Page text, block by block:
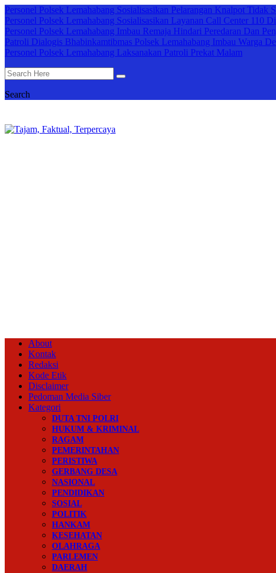
Personel Polsek Lemahabang Sosialisasikan Pelarangan Knalpot Tidak
Personel Polsek Lemahabang Sosialisasikan Layanan Call Center 110
Personel Polsek Lemahabang Imbau Remaja Hindari Peredaran Dan
Patroli Dialogis Bhabinkamtibmas Polsek Lemahabang Imbau Warga
Personel Polsek Lemahabang Laksanakan Patroli Prekat Malam
Search
About
Kontak
Redaksi
Kode Etik
Disclaimer
Pedoman Media Siber
Kategori
DUTA TNI POLRI
HUKUM & KRIMINAL
RAGAM
PEMERINTAHAN
PERISTIWA
GERBANG DESA
NASIONAL
PENDIDIKAN
SOSIAL
POLITIK
HANKAM
KESEHATAN
OLAHRAGA
PARLEMEN
DAERAH